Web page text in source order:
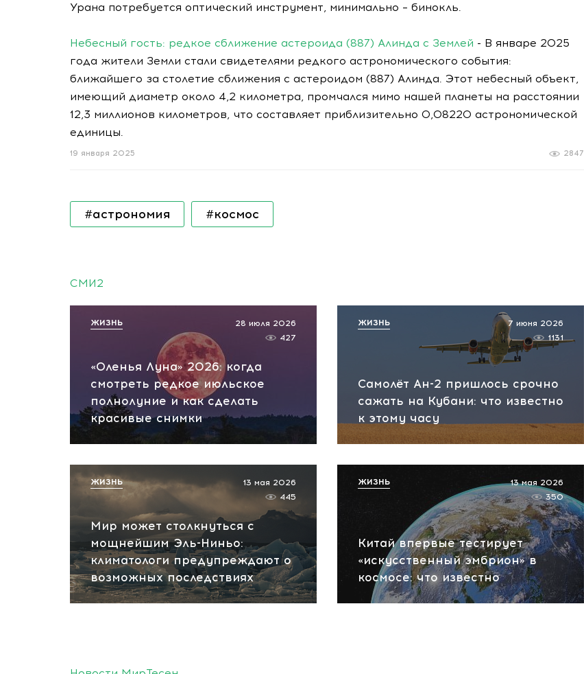
Урана потребуется оптический инструмент, минимально – бинокль.
Небесный гость: редкое сближение астероида (887) Алинда с Землей - В январе 2025
года жители Земли стали свидетелями редкого астрономического события:
ближайшего за столетие сближения с астероидом (887) Алинда. Этот небесный объект,
имеющий диаметр около 4,2 километра, промчался мимо нашей планеты на расстоянии
12,3 миллионов километров, что составляет приблизительно 0,08220 астрономической
единицы.
2847
19 января 2025
#астрономия #космос
СМИ2
«Оленья Луна» 2026: когда
смотреть редкое июльское
полнолуние и как сделать
красивые снимки
28 июля 2026
427
ЖИЗНЬ
Самолёт Ан-2 пришлось срочно
сажать на Кубани: что известно
к этому часу
7 июня 2026
1131
ЖИЗНЬ
Мир может столкнуться с
мощнейшим Эль-Ниньо:
климатологи предупреждают о
возможных последствиях
13 мая 2026
445
ЖИЗНЬ
Китай впервые тестирует
«искусственный эмбрион» в
космосе: что известно
13 мая 2026
350
ЖИЗНЬ